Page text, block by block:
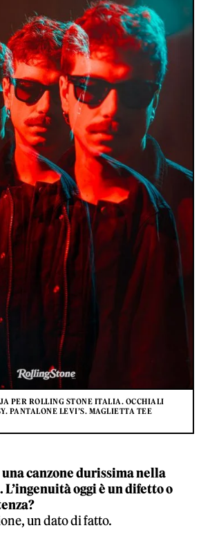
PER ROLLING STONE ITALIA. OCCHIALI
PANTALONE LEVI’S. MAGLIETTA TEE
canzone durissima nella
L’ingenuità oggi è un difetto o
un dato di fatto.